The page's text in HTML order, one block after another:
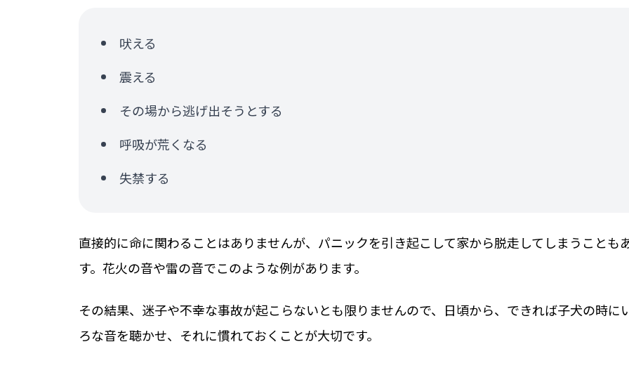
吠える
震える
その場から逃げ出そうとする
呼吸が荒くなる
失禁する
直接的に命に関わることはありませんが、パニックを引き起こして家から脱走してしまうことも
す。花火の音や雷の音でこのような例があります。
その結果、迷子や不幸な事故が起こらないとも限りませんので、日頃から、できれば子犬の時に
ろな音を聴かせ、それに慣れておくことが大切です。